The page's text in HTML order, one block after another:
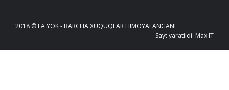
2018 © FA YOK - BARCHA XUQUQLAR HIMOYALANGAN!
Sayt yaratildi: Max IT